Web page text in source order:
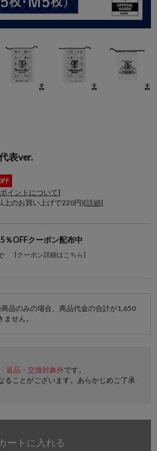
表ver.
ポイントについて]
上のお買い上げで220円)[詳細]
％OFFクーポン配布中
[クーポン詳細はこちら]
品のみの場合、商品代金の合計が1,650
せん。
返品・交換対象外です。
ることがございます。あらかじめご了承